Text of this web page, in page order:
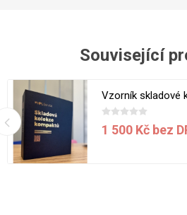
Související
Vzorník skladové
1 500 Kč bez